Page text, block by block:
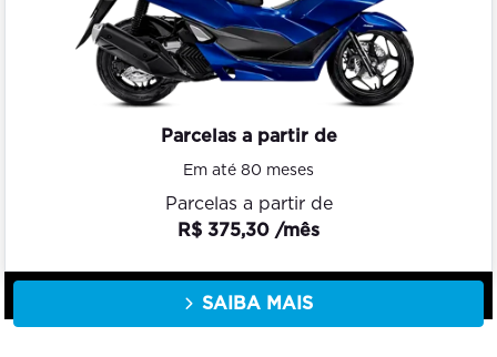
Parcelas a partir de
Em até 80 meses
Parcelas a partir de
R$ 375,30 /mês
SAIBA MAIS